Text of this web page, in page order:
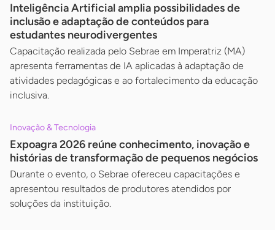
Inteligência Artificial amplia possibilidades de
inclusão e adaptação de conteúdos para
estudantes neurodivergentes
Capacitação realizada pelo Sebrae em Imperatriz (MA)
apresenta ferramentas de IA aplicadas à adaptação de
atividades pedagógicas e ao fortalecimento da educação
inclusiva.
Inovação & Tecnologia
Expoagra 2026 reúne conhecimento, inovação e
histórias de transformação de pequenos negócios
Durante o evento, o Sebrae ofereceu capacitações e
apresentou resultados de produtores atendidos por
soluções da instituição.